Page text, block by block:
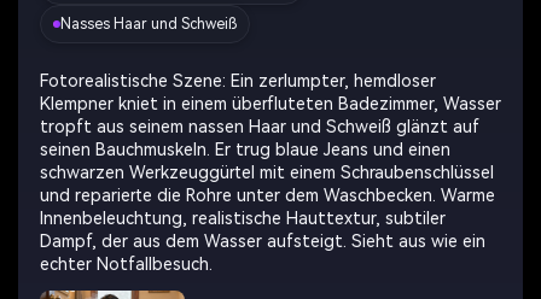
Nasses Haar und Schweiß
Fotorealistische Szene: Ein zerlumpter, hemdloser
Klempner kniet in einem überfluteten Badezimmer, Wasser
tropft aus seinem nassen Haar und Schweiß glänzt auf
seinen Bauchmuskeln. Er trug blaue Jeans und einen
schwarzen Werkzeuggürtel mit einem Schraubenschlüssel
und reparierte die Rohre unter dem Waschbecken. Warme
Innenbeleuchtung, realistische Hauttextur, subtiler
Dampf, der aus dem Wasser aufsteigt. Sieht aus wie ein
echter Notfallbesuch.